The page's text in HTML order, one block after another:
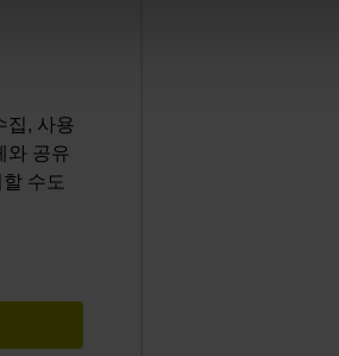
집, 사용
와 공유
수도